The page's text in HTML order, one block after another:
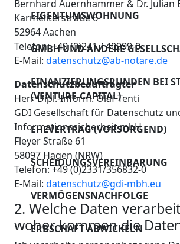
EIGENTUMSWOHNUNG
GMBH UND ANDERE
FINANZIERUNGSRUNDEN BEI
(VENTURE-CAPITAL)
EHEVERTRAG (VORSORGEND)
SCHEIDUNGSVEREINBARUNG
VERMÖGENSNACHFOLGE
ERBSCHAFT ABWICKELN
Bernhard Auernhammer & Dr. Julian
Karmeliterstraße 6
52964 Aachen
Telefon: +49 (0)241 / 40999-0
E-Mail: datenschutz@ab-notare.de
Datenschutzbeauftragter
Herr Dipl.-Inform. Olaf Tenti
GDI Gesellschaft für Datenschutz
Informationssicherheit mbH
Fleyer Straße 61
58097 Hagen (NRW)
Telefon: +49 (0)2331/356832-0
E-Mail: datenschutz@gdi-mbh.eu
2. Welche Daten
woher kommen die